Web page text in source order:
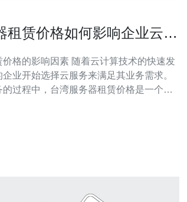
租赁价格如何影响企业云服
素 随着云计算技术的快速发
业开始选择云服务来满足其业务需求。
过程中，台湾服务器租赁价格是一个不
选择的影响。 成本效益的考量 性